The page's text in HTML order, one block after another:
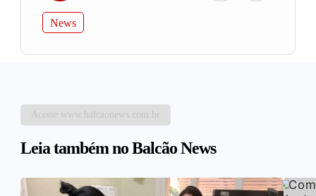
News
Acesse www.balcaonews.com.br
Leia também no Balcão News